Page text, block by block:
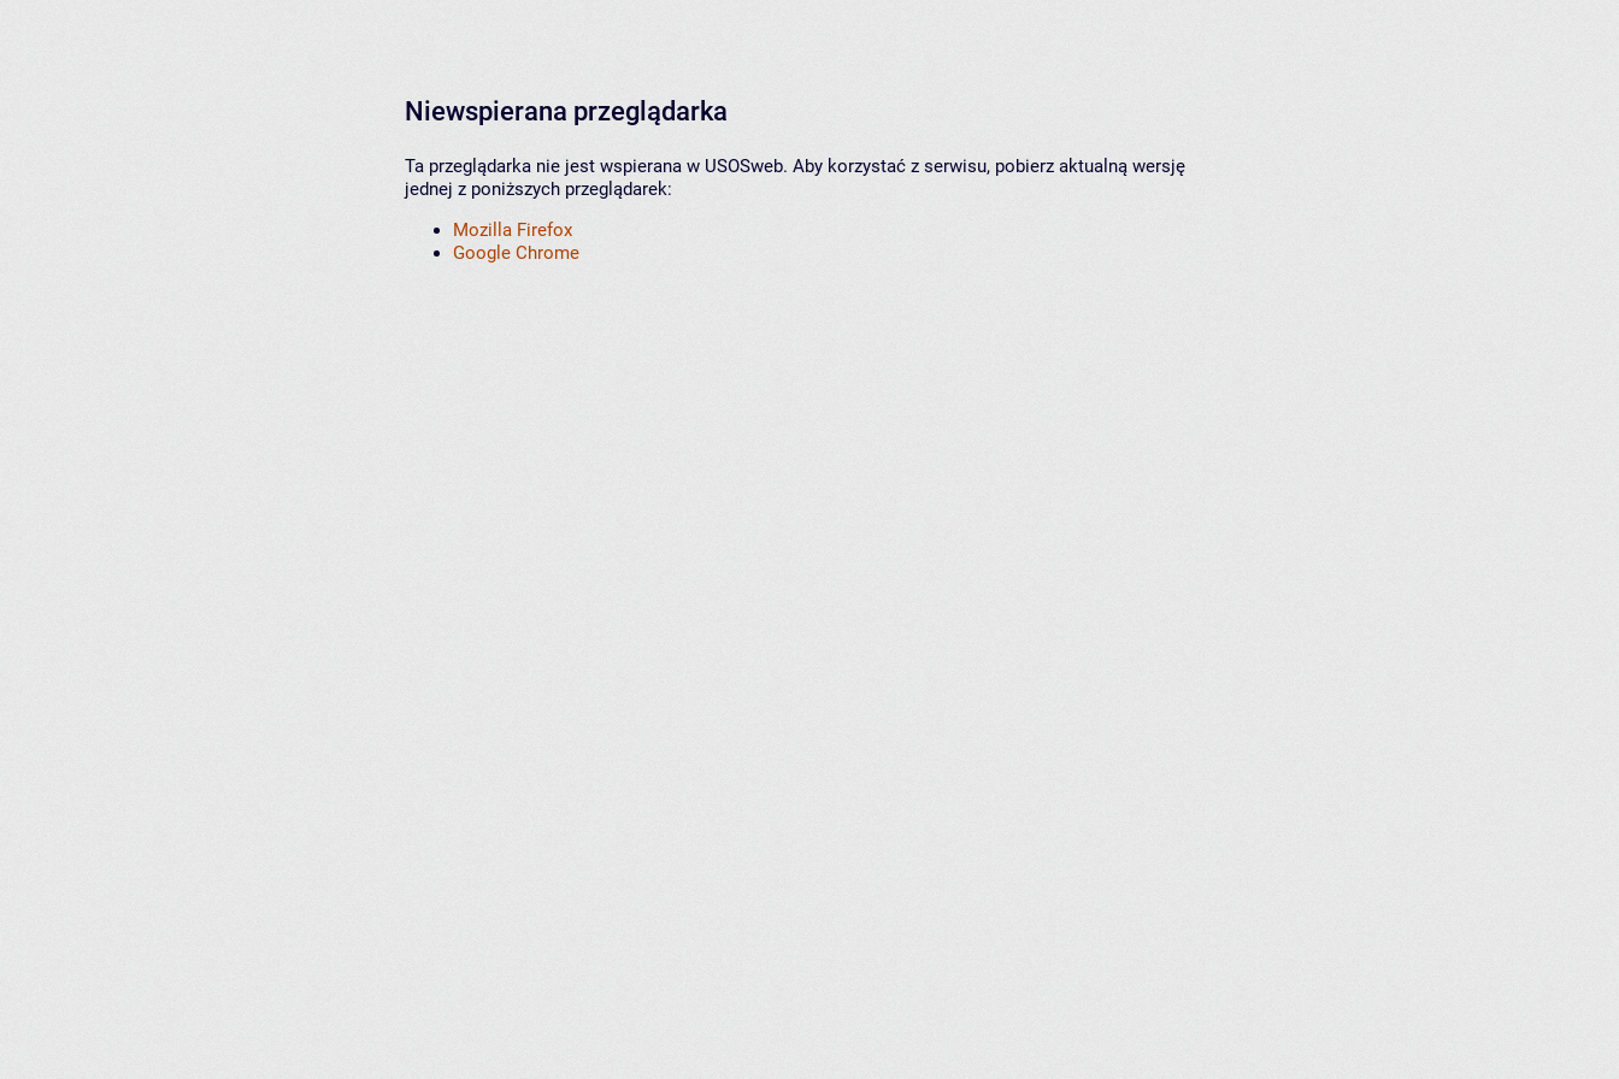
Niewspierana przeglądarka
Ta przeglądarka nie jest wspierana w USOSweb. Aby korzystać z serwisu, pobierz aktualną wersję
jednej z poniższych przeglądarek:
Mozilla Firefox
Google Chrome